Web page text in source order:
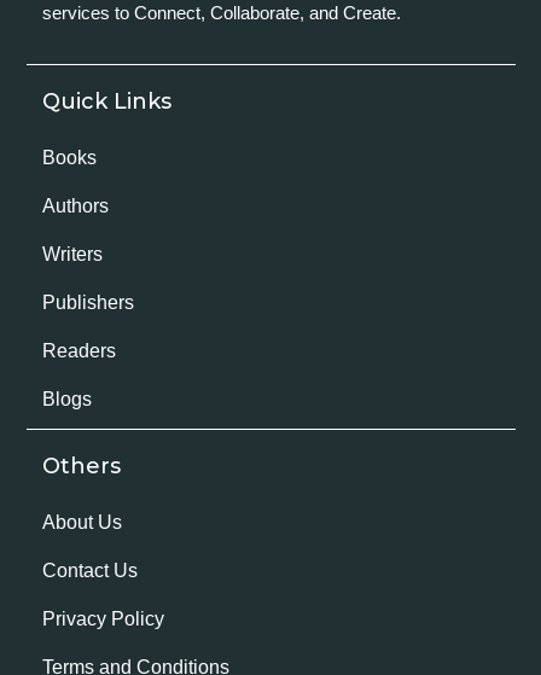
services to Connect, Collaborate, and Create.
Quick Links
Books
Authors
Writers
Publishers
Readers
Blogs
Others
About Us
Contact Us
Privacy Policy
Terms and Conditions